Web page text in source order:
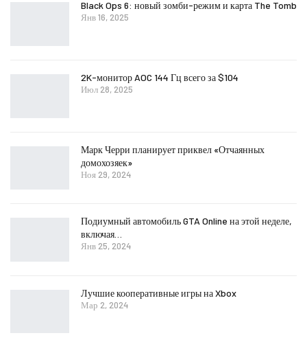
Black Ops 6: новый зомби-режим и карта The Tomb
Янв 16, 2025
2K-монитор AOC 144 Гц всего за $104
Июл 28, 2025
Марк Черри планирует приквел «Отчаянных
домохозяек»
Ноя 29, 2024
Подиумный автомобиль GTA Online на этой неделе,
включая…
Янв 25, 2024
Лучшие кооперативные игры на Xbox
Мар 2, 2024